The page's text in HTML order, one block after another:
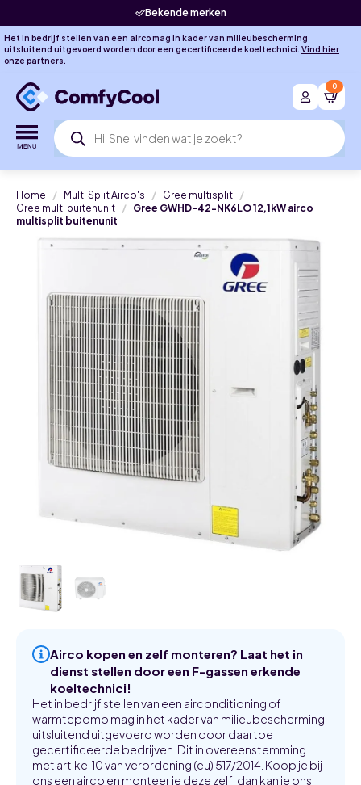
Bekende merken
Het in bedrijf stellen van een airco mag in kader van milieubescherming
uitsluitend uitgevoerd worden door een gecertificeerde koeltechnici. Vind hier
onze partners.
Producten
zoeken
0
Home Multi Split Airco's
Gree multisplit
Gree multi buitenunit
Gree GWHD-42-NK6LO 12,1kW airco
multisplit buitenunit
Airco kopen en zelf monteren? Laat het in
dienst stellen door een F-gassen erkende
koeltechnici!
Het in bedrijf stellen van een airconditioning of
warmtepomp mag in het kader van milieubescherming
uitsluitend uitgevoerd worden door daartoe
gecertificeerde bedrijven. Dit in overeenstemming
met artikel 10 van verordening (eu) 517/2014. Koop je bij
ons een airco en monteer je deze zelf, dan kan je ons